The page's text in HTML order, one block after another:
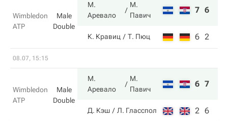
Wimbledon
ATP
Male
Double
М.
Аревало
М.
Павич
7 6
К. Кравиц Т. Пюц 6 2
08.07, 15:15
Wimbledon
ATP
Male
Double
М.
Аревало
М.
Павич
6 7
Д. Кэш Л. Гласспол 2 6